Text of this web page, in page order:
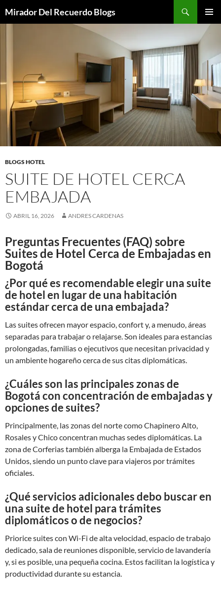
Mirador Del Recuerdo Blogs
BLOGS HOTEL
SUITE DE HOTEL CERCA
EMBAJADA
ABRIL 16, 2026 ANDRES CARDENAS
Preguntas Frecuentes (FAQ) sobre
Suites de Hotel Cerca de Embajadas en
Bogotá
¿Por qué es recomendable elegir una suite
de hotel en lugar de una habitación
estándar cerca de una embajada?
Las suites ofrecen mayor espacio, confort y, a menudo, áreas
separadas para trabajar o relajarse. Son ideales para estancias
prolongadas, familias o ejecutivos que necesitan privacidad y
un ambiente hogareño cerca de sus citas diplomáticas.
¿Cuáles son las principales zonas de
Bogotá con concentración de embajadas y
opciones de suites?
Principalmente, las zonas del norte como Chapinero Alto,
Rosales y Chico concentran muchas sedes diplomáticas. La
zona de Corferias también alberga la Embajada de Estados
Unidos, siendo un punto clave para viajeros por trámites
oficiales.
¿Qué servicios adicionales debo buscar en
una suite de hotel para trámites
diplomáticos o de negocios?
Priorice suites con Wi-Fi de alta velocidad, espacio de trabajo
dedicado, sala de reuniones disponible, servicio de lavandería
y, si es posible, una pequeña cocina. Estos facilitan la logística y
productividad durante su estancia.